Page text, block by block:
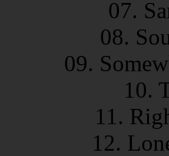
07.
08.
09.
10.
11.
12.